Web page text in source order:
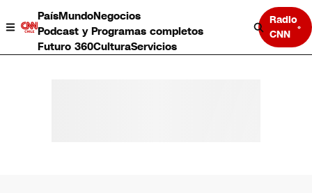
PaísMundoNegocios
Podcast y Programas completos
Futuro 360CulturaServicios
Radio
CNN